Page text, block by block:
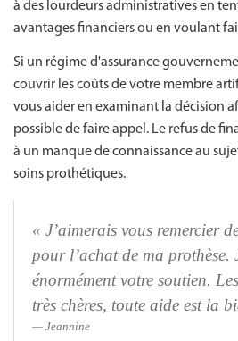
à des lourdeurs administratives en
avantages financiers ou en voulant
Si un régime d'assurance
couvrir les coûts de votre membre
vous aider en examinant la décision
possible de faire appel. Le refus de
à un manque de connaissance au
soins prothétiques.
« J’aimerais vous remercier
pour l’achat de ma prothèse.
énormément votre soutien.
très chères, toute aide est la
Jeannine